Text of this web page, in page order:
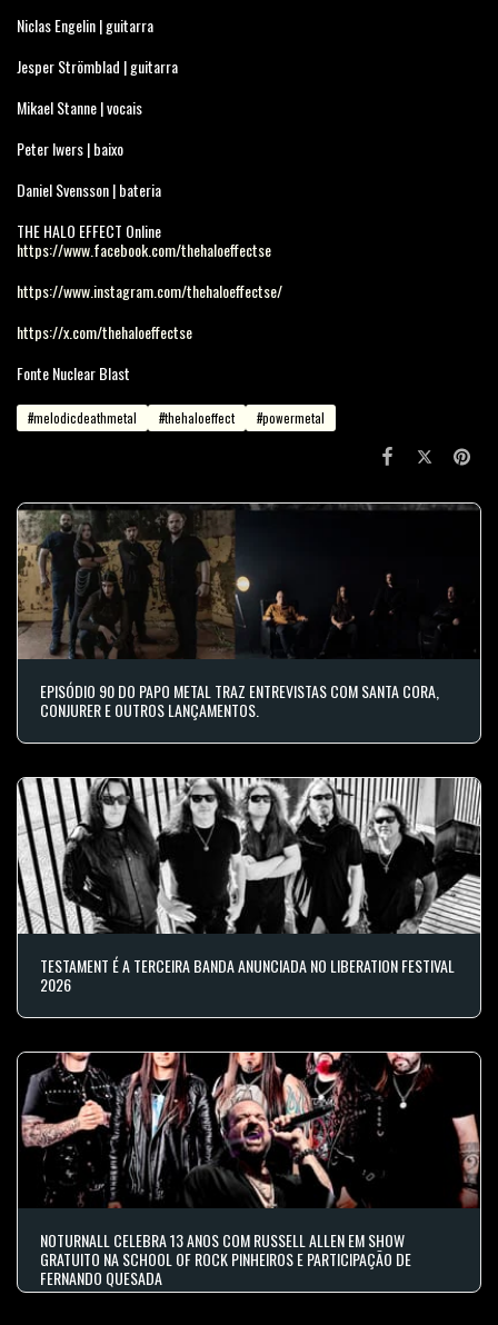
Niclas Engelin | guitarra
Jesper Strömblad | guitarra
Mikael Stanne | vocais
Peter Iwers | baixo
Daniel Svensson | bateria
THE HALO EFFECT Online
https://www.facebook.com/thehaloeffectse
https://www.instagram.com/thehaloeffectse/
https://x.com/thehaloeffectse
Fonte Nuclear Blast
#melodicdeathmetal #thehaloeffect #powermetal
EPISÓDIO 90 DO PAPO METAL TRAZ ENTREVISTAS COM SANTA CORA,
CONJURER E OUTROS LANÇAMENTOS.
TESTAMENT É A TERCEIRA BANDA ANUNCIADA NO LIBERATION FESTIVAL
2026
NOTURNALL CELEBRA 13 ANOS COM RUSSELL ALLEN EM SHOW
GRATUITO NA SCHOOL OF ROCK PINHEIROS E PARTICIPAÇÃO DE
FERNANDO QUESADA